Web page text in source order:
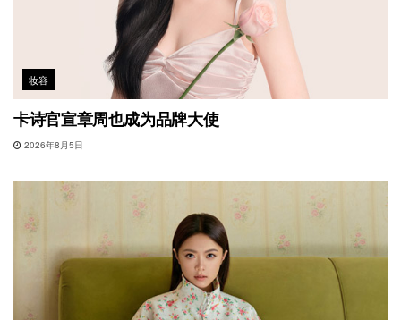
妆容
卡诗官宣章周也成为品牌大使
2026年8月5日